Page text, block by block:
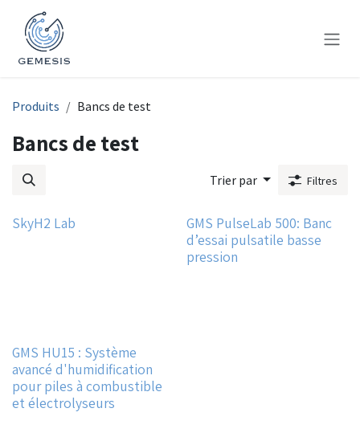
Se rendre au contenu
Produits Bancs de test
Bancs de test
Trier par Filtres
SkyH2 Lab
GMS PulseLab 500: Banc
d’essai pulsatile basse
pression
GMS HU15 : Système
avancé d'humidification
pour piles à combustible
et électrolyseurs